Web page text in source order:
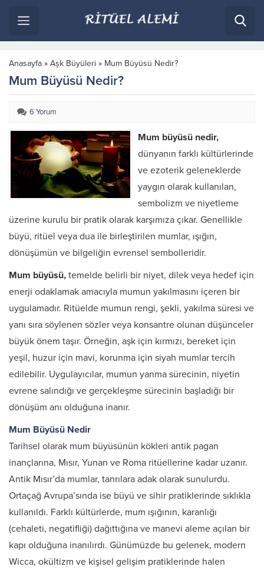
Anasayfa » Aşk Büyüleri » Mum Büyüsü Nedir?
Mum Büyüsü Nedir?
6 Yorum
Mum büyüsü nedir,
dünyanın farklı kültürlerinde
ve ezoterik geleneklerde
yaygın olarak kullanılan,
sembolizm ve niyetleme
üzerine kurulu bir pratik olarak karşımıza çıkar. Genellikle
büyü, ritüel veya dua ile birleştirilen mumlar, ışığın,
dönüşümün ve bilgeliğin evrensel sembolleridir.
Mum büyüsü, temelde belirli bir niyet, dilek veya hedef için
enerji odaklamak amacıyla mumun yakılmasını içeren bir
uygulamadır. Ritüelde mumun rengi, şekli, yakılma süresi ve
yanı sıra söylenen sözler veya konsantre olunan düşünceler
büyük önem taşır. Örneğin, aşk için kırmızı, bereket için
yeşil, huzur için mavi, korunma için siyah mumlar tercih
edilebilir. Uygulayıcılar, mumun yanma sürecinin, niyetin
evrene salındığı ve gerçekleşme sürecinin başladığı bir
dönüşüm anı olduğuna inanır.
Mum Büyüsü Nedir
Tarihsel olarak mum büyüsünün kökleri antik pagan
inançlarına, Mısır, Yunan ve Roma ritüellerine kadar uzanır.
Antik Mısır’da mumlar, tanrılara adak olarak sunulurdu.
Ortaçağ Avrupa’sında ise büyü ve sihir pratiklerinde sıklıkla
kullanıldı. Farklı kültürlerde, mum ışığının, karanlığı
(cehaleti, negatifliği) dağıttığına ve manevi aleme açılan bir
kapı olduğuna inanılırdı. Günümüzde bu gelenek, modern
Wicca, okültizm ve kişisel gelişim pratiklerinde halen